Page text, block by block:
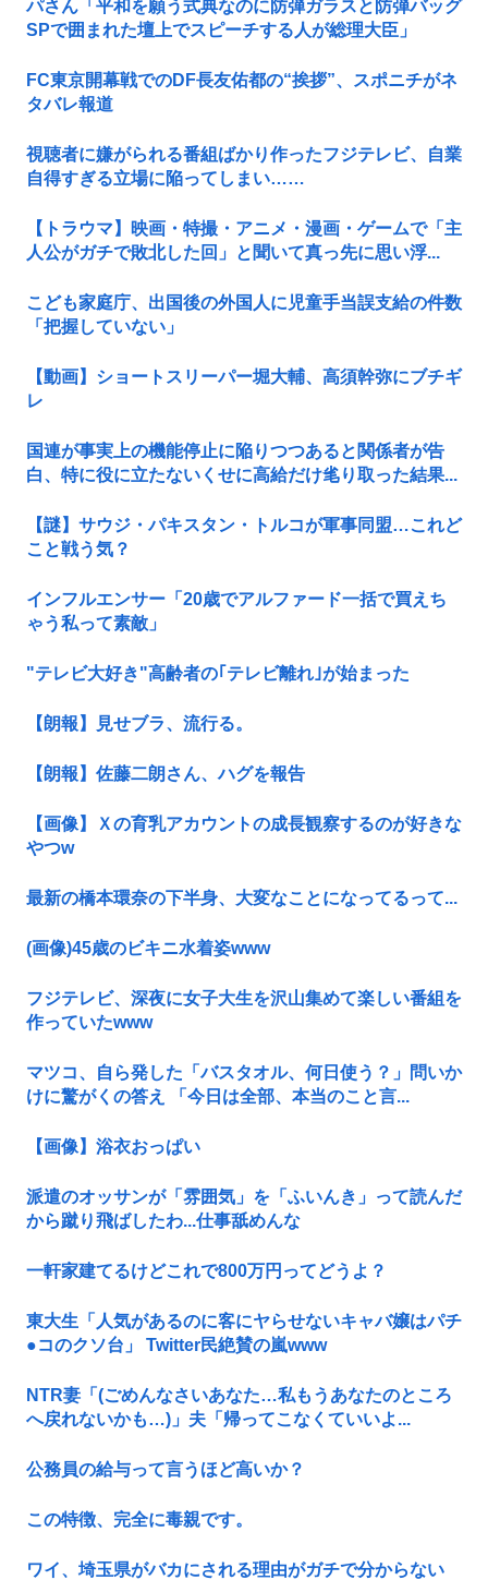
パさん「平和を願う式典なのに防弾ガラスと防弾バッグ
SPで囲まれた壇上でスピーチする人が総理大臣」
FC東京開幕戦でのDF長友佑都の“挨拶”、スポニチがネ
タバレ報道
視聴者に嫌がられる番組ばかり作ったフジテレビ、自業
自得すぎる立場に陥ってしまい……
【トラウマ】映画・特撮・アニメ・漫画・ゲームで「主
人公がガチで敗北した回」と聞いて真っ先に思い浮...
こども家庭庁、出国後の外国人に児童手当誤支給の件数
「把握していない」
【動画】ショートスリーパー堀大輔、高須幹弥にブチギ
レ
国連が事実上の機能停止に陥りつつあると関係者が告
白、特に役に立たないくせに高給だけ毟り取った結果...
【謎】サウジ・パキスタン・トルコが軍事同盟…これど
こと戦う気？
インフルエンサー「20歳でアルファード一括で買えち
ゃう私って素敵」
"テレビ大好き"高齢者の｢テレビ離れ｣が始まった
【朗報】見せブラ、流行る。
【朗報】佐藤二朗さん、ハグを報告
【画像】Ｘの育乳アカウントの成長観察するのが好きな
やつw
最新の橋本環奈の下半身、大変なことになってるって...
(画像)45歳のビキニ水着姿www
フジテレビ、深夜に女子大生を沢山集めて楽しい番組を
作っていたwww
マツコ、自ら発した「バスタオル、何日使う？」問いか
けに驚がくの答え 「今日は全部、本当のこと言...
【画像】浴衣おっぱい
派遣のオッサンが「雰囲気」を「ふいんき」って読んだ
から蹴り飛ばしたわ...仕事舐めんな
一軒家建てるけどこれで800万円ってどうよ？
東大生「人気があるのに客にヤらせないキャバ嬢はパチ
●コのクソ台」 Twitter民絶賛の嵐www
NTR妻「(ごめんなさいあなた…私もうあなたのところ
へ戻れないかも…)」夫「帰ってこなくていいよ...
公務員の給与って言うほど高いか？
この特徴、完全に毒親です。
ワイ、埼玉県がバカにされる理由がガチで分からない